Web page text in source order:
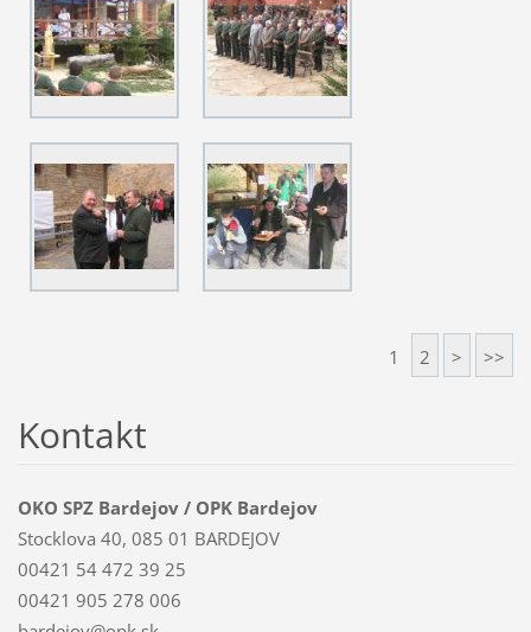
1 2 > >>
Kontakt
OKO SPZ Bardejov / OPK Bardejov
Stocklova 40, 085 01 BARDEJOV
00421 54 472 39 25
00421 905 278 006